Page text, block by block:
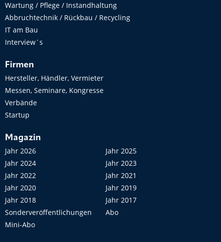
Wartung / Pflege / Instandhaltung
Abbruchtechnik / Rückbau / Recycling
IT am Bau
Interview´s
Firmen
Hersteller, Händler, Vermieter
Messen, Seminare, Kongresse
Verbände
Startup
Magazin
Jahr 2026
Jahr 2025
Jahr 2024
Jahr 2023
Jahr 2022
Jahr 2021
Jahr 2020
Jahr 2019
Jahr 2018
Jahr 2017
Sonderveröffentlichungen
Abo
Mini-Abo